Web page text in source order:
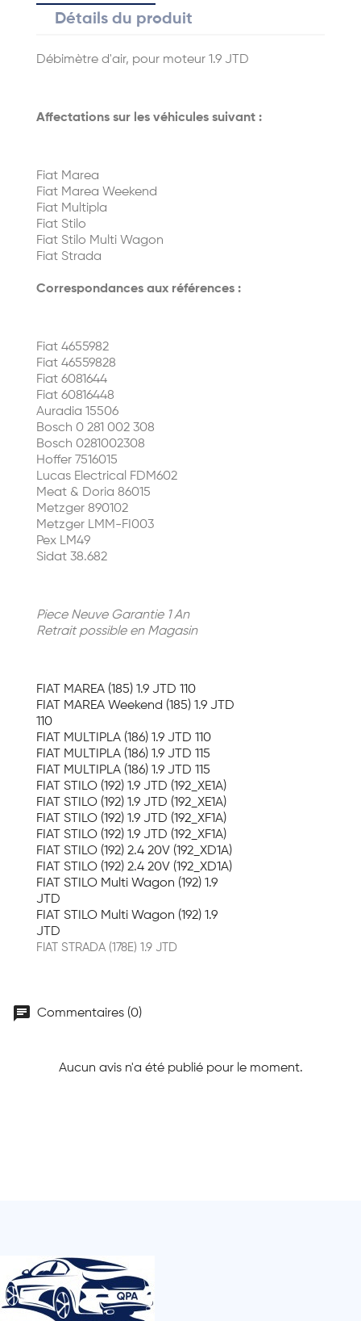
Détails du produit
Débimètre d'air, pour moteur 1.9 JTD
Affectations sur les véhicules suivant :
Fiat Marea
Fiat Marea Weekend
Fiat Multipla
Fiat Stilo
Fiat Stilo Multi Wagon
Fiat Strada
Correspondances aux références :
Fiat 4655982
Fiat 46559828
Fiat 6081644
Fiat 60816448
Auradia 15506
Bosch 0 281 002 308
Bosch 0281002308
Hoffer 7516015
Lucas Electrical FDM602
Meat & Doria 86015
Metzger 890102
Metzger LMM-FI003
Pex LM49
Sidat 38.682
Piece Neuve Garantie 1 An
Retrait possible en Magasin
FIAT MAREA (185) 1.9 JTD 110
FIAT MAREA Weekend (185) 1.9 JTD
110
FIAT MULTIPLA (186) 1.9 JTD 110
FIAT MULTIPLA (186) 1.9 JTD 115
FIAT MULTIPLA (186) 1.9 JTD 115
FIAT STILO (192) 1.9 JTD (192_XE1A)
FIAT STILO (192) 1.9 JTD (192_XE1A)
FIAT STILO (192) 1.9 JTD (192_XF1A)
FIAT STILO (192) 1.9 JTD (192_XF1A)
FIAT STILO (192) 2.4 20V (192_XD1A)
FIAT STILO (192) 2.4 20V (192_XD1A)
FIAT STILO Multi Wagon (192) 1.9
JTD
FIAT STILO Multi Wagon (192) 1.9
JTD
FIAT STRADA (178E) 1.9 JTD
chat Commentaires (0)
Aucun avis n'a été publié pour le moment.